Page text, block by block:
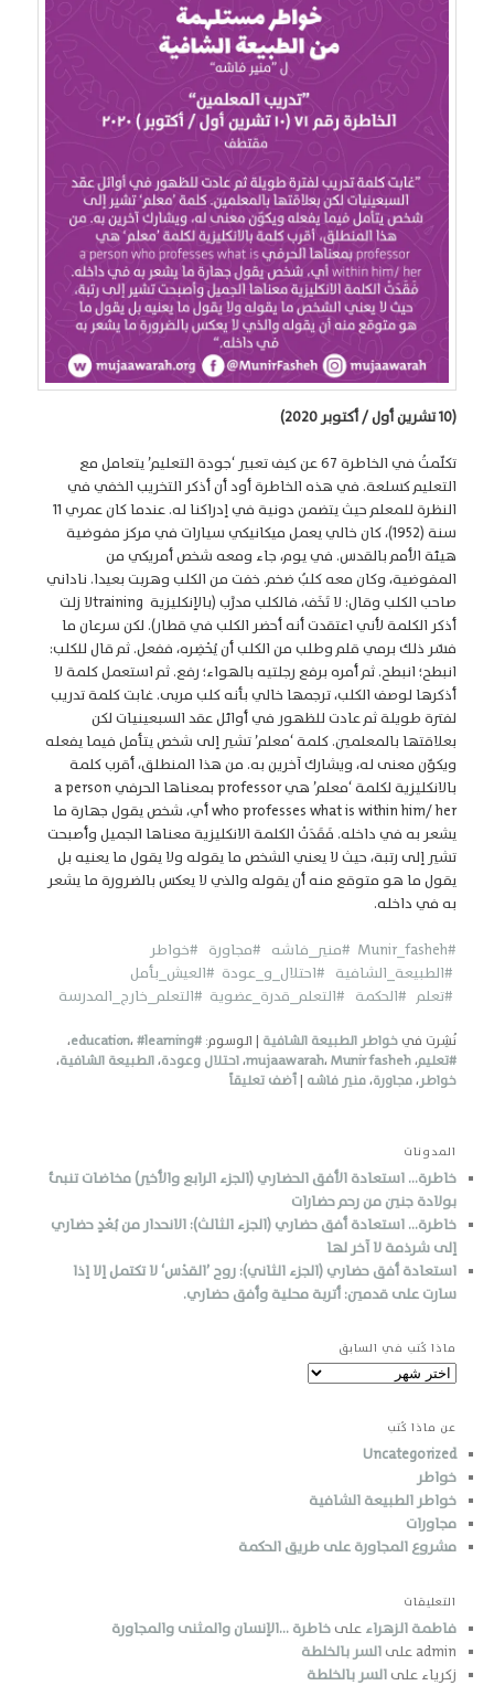
(10 تشرين أول / أكتوبر 2020)
تكلّمتُ في الخاطرة 67 عن كيف تعبير ‘جودة التعليم’ يتعامل مع
التعليم كسلعة. في هذه الخاطرة أود أن أذكر التخريب الخفي في
النظرة للمعلم حيث يتضمن دونية في إدراكنا له. عندما كان عمري 11
سنة (1952)، كان خالي يعمل ميكانيكي سيارات في مركز مفوضية
هيئة الأمم بالقدس. في يوم، جاء ومعه شخص أمريكي من
المفوضية، وكان معه كلبٌ ضخم. خفت من الكلب وهربت بعيدا. ناداني
صاحب الكلب وقال: لا تَخَف، فالكلب مدرَّب (بالإنكليزية trainingلا زلت
أذكر الكلمة لأني اعتقدت أنه أحضر الكلب في قطار). لكن سرعان ما
فسّر ذلك برمي قلم وطلب من الكلب أن يُحْضِره، ففعل. ثم قال للكلب:
انبطح؛ انبطح. ثم أمره برفع رجلتيه بالهواء؛ رفع. ثم استعمل كلمة لا
أذكرها لوصف الكلب، ترجمها خالي بأنه كلب مربى. غابت كلمة تدريب
لفترة طويلة ثم عادت للظهور في أوائل عقد السبعينيات لكن
بعلاقتها بالمعلمين. كلمة ‘معلم’ تشير إلى شخص يتأمل فيما يفعله
ويكوّن معنى له، ويشارك آخرين به. من هذا المنطلق، أقرب كلمة
بالانكليزية لكلمة ‘معلم’ هي professor بمعناها الحرفي a person
who professes what is within him/ her أي، شخص يقول جهارة ما
يشعر به في داخله. فَقَدَتْ الكلمة الانكليزية معناها الجميل وأصبحت
تشير إلى رتبة، حيث لا يعني الشخص ما يقوله ولا يقول ما يعنيه بل
يقول ما هو متوقع منه أن يقوله والذي لا يعكس بالضرورة ما يشعر
به في داخله.
#Munir_fasheh #منير_فاشه #مجاورة
#خواطر
#الطبيعة_الشافية #احتلال_و_عودة #العيش_بأمل
#تعلم
#الحكمة #التعلم_قدرة_عضوية #التعلم_خارج_المدرسة
نُشِرت في خواطر الطبيعة الشافية | الوسوم: #education ،#learning
،
#تعليم، mujaawarah،Munir fasheh ،احتلال وعودة،الطبيعة الشافية،
خواطر،مجاورة،منير فاشه |أضف تعليقاً
المدونات
خاطرة… استعادة الأفق الحضاري (الجزء الرابع والأخير) مخاضات تنبئ
بولادة جنين من رحم حضارات
خاطرة… استعادة أفق حضاري (الجزء الثالث): الانحدار من بُعْدٍ حضاري
إلى شرذمة لا آخر لها
استعادة أفق حضاري (الجزء الثاني): روح ’القدْس‘ لا تكتمل إلا إذا
سارت على قدمين: أتربة محلية وأفق حضاري.
ماذا كُتب في السابق
ماذا
السابق
عن ماذا كُتب
Uncategorized
خواطر
خواطر الطبيعة الشافية
مجاورات
مشروع المجاورة على طريق الحكمة
التعليقات
فاطمة الزهراء علىخاطرة …الإنسان والمثنى والمجاورة
admin علىالسر بالخلطة
زكرياء علىالسر بالخلطة